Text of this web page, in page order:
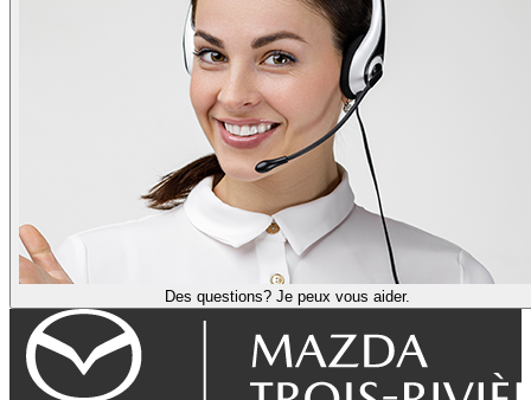
Des questions? Je peux vous aider.